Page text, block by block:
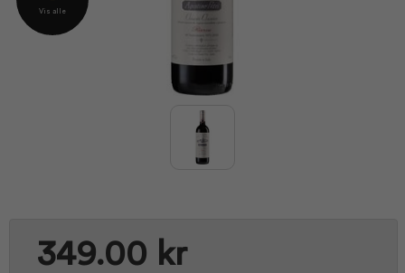
Vis alle
349.00 kr